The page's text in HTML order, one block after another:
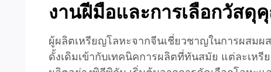
งานฝีมือและการเลือกวัสดุ
ผู้ผลิตเหรียญโลหะจากจีนเชี่ยวชาญในการผสมผ
ดั้งเดิมเข้ากับเทคนิคการผลิตที่ทันสมัย แต่ละเหรี